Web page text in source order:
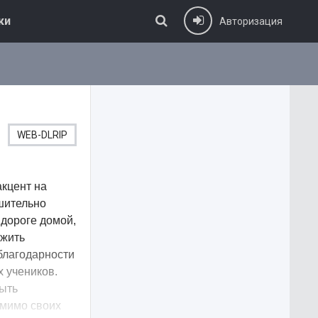
Авторизация
WEB-DLRIP
на
домой,
учеников.
своих